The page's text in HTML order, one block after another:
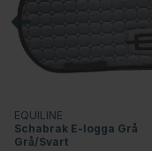
EQUILINE
Schabrak E-logga Grå
Grå/Svart